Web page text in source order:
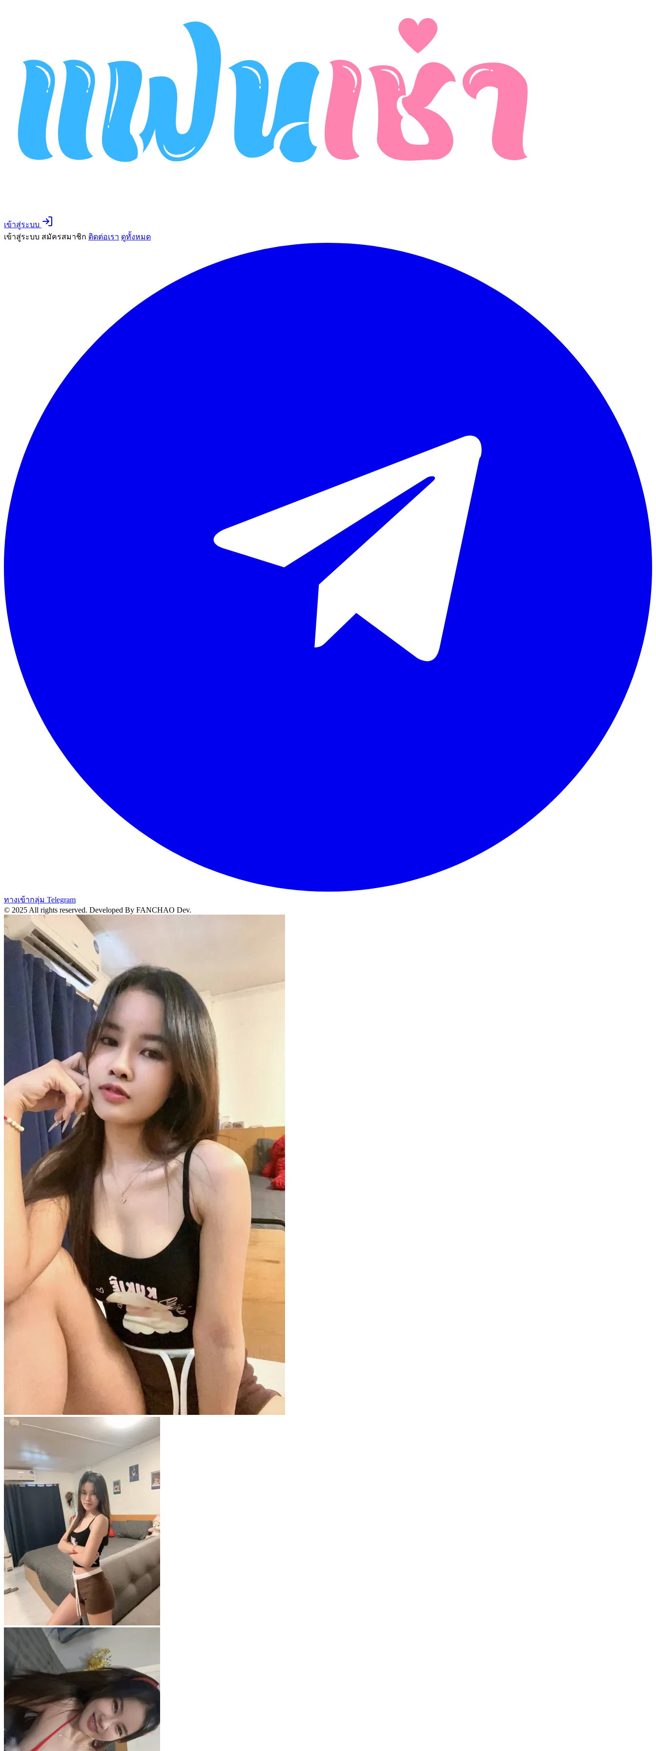
เข้าสู่ระบบ
เข้าสู่ระบบ สมัครสมาชิก ติดต่อเรา ดูทั้งหมด
ทางเข้ากลุ่ม Telegram
© 2025 All rights reserved. Developed By FANCHAO Dev.